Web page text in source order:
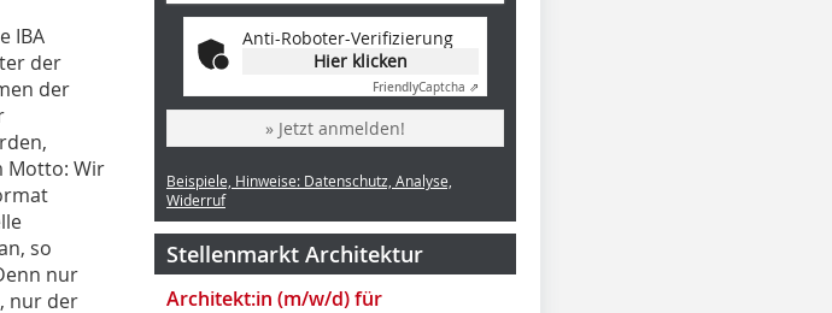
IBA
der
der
Motto: Wir
so
nur
nur der
Anti-Roboter-Verifizierung
Hier klicken
FriendlyCaptcha ⇗
» Jetzt anmelden!
Beispiele, Hinweise: Datenschutz, Analyse,
Widerruf
Stellenmarkt Architektur
Architekt:in (m/w/d) für